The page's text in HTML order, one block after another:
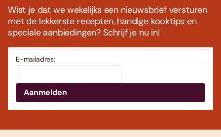
Wist je dat we wekelijks een nieuwsbrief versturen
met de lekkerste recepten, handige kooktips en
speciale aanbiedingen? Schrijf je nu in!
E-mailadres: